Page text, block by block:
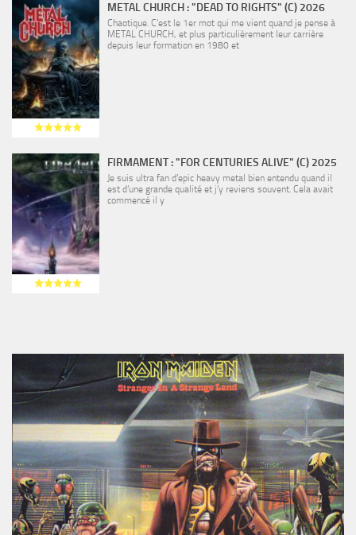
METAL CHURCH : "DEAD TO RIGHTS" (C) 2026
Chaotique. C’est le 1er mot qui me vient quand je pense à
METAL CHURCH, et plus particulièrement leur carrière
depuis leur formation en 1980 et
FIRMAMENT : "FOR CENTURIES ALIVE" (C) 2025
Je suis ultra fan d’epic heavy metal bien entendu quand il
est d’une grande qualité et j’y reviens souvent. Cela avait
commencé il y